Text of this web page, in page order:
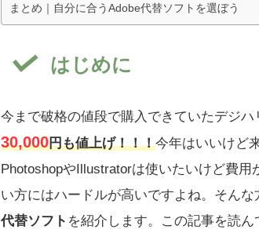
まとめ｜自分に合うAdobe代替ソフトを選ぼう
はじめに
今まで破格の値段で購入できていたデジ
30,000円も値上げ！！！今年はいいけど
PhotoshopやIllustratorは使いたいけど費
い方にはハードルが高いですよね。そん
代替ソフト を紹介します。この記事を読ん